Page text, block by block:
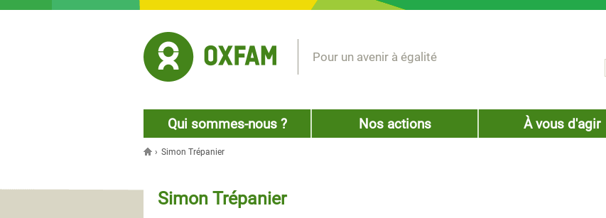
Pour un avenir à égalité
Qui sommes-nous ? Nos actions À vous d'agir
› Simon Trépanier
Simon Trépanier